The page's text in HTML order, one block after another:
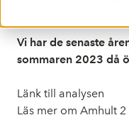
Vi har de senaste
sommaren 2023 då
Länk till analysen
Läs mer om Amhult 2